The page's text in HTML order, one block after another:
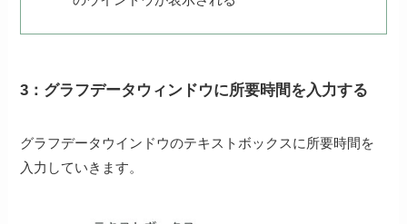
3：グラフデータウィンドウに所要時間を入力する
グラフデータウインドウのテキストボックスに所要時間を
入力していきます。